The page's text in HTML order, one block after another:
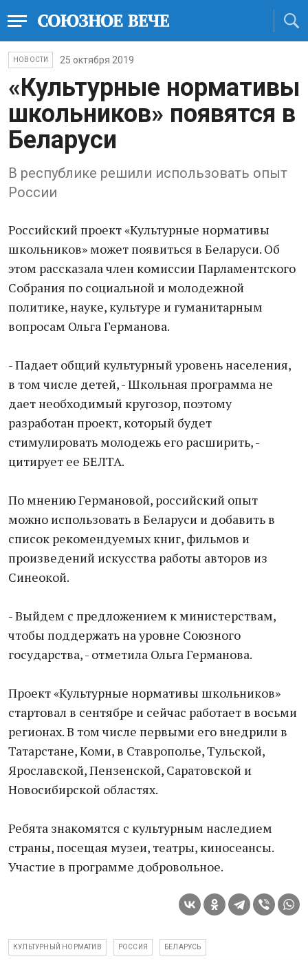
НОВОСТИ 25 октября 2019
«Культурные нормативы
школьников» появятся в
Беларуси
В республике решили использовать опыт
России
Российский проект «Культурные нормативы
школьников» может появиться в Беларуси. Об
этом рассказала член комиссии Парламентского
Собрания по социальной и молодежной
политике, науке, культуре и гуманитарным
вопросам Ольга Германова.
- Падает общий культурный уровень населения,
в том числе детей, - Школьная программа не
дает необходимый кругозор, поэтому
разработан проект, который будет
стимулировать молодежь его расширить, -
цитирует ее БЕЛТА.
По мнению Германовой, российский опыт
можно использовать в Беларуси и добавить в
список рекомендуемых книг, фильмов и
произведений искусства работы авторов из
Синеокой.
- Выйдем с предложением к министерствам,
чтобы поддержать на уровне Союзного
государства, - отметила Ольга Германова.
Проект «Культурные нормативы школьников»
стартовал в сентябре и сейчас работает в восьми
регионах. В том числе первыми его внедрили в
Татарстане, Коми, в Ставрополье, Тульской,
Ярославской, Пензенской, Саратовской и
Новосибирской областях.
Ребята знакомятся с культурным наследием
страны, посещая музеи, театры, киносеансы.
Участие в программе добровольное.
КУЛЬТУРНЫЙ НОРМАТИВ РОССИЯ БЕЛАРУСЬ